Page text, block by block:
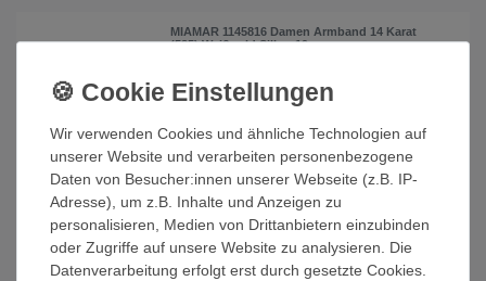
MIAMAR 1145816 Damen Armband 14 Karat
(585) Weißgold Silber 19 cm
In den Warenkorb
*inkl. ges. MwSt.zzgl.Versandkosten
MIAMAR 1146027 Damen Armband Sterling-
Silber 925 Silber weiß 20 cm
UVP 49,00 € 24,50 € *
Wir verwenden Cookies und ähnliche Technologien auf
unserer Website und verarbeiten personenbezogene
Daten von Besucher:innen unserer Webseite (z.B. IP-
Adresse), um z.B. Inhalte und Anzeigen zu
personalisieren, Medien von Drittanbietern einzubinden
oder Zugriffe auf unsere Website zu analysieren. Die
Datenverarbeitung erfolgt erst durch gesetzte Cookies.